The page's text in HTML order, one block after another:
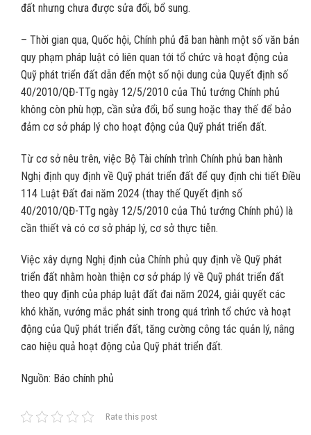
đất nhưng chưa được sửa đổi, bổ sung.
– Thời gian qua, Quốc hội, Chính phủ đã ban hành một số văn bản
quy phạm pháp luật có liên quan tới tổ chức và hoạt động của
Quỹ phát triển đất dẫn đến một số nội dung của Quyết định số
40/2010/QĐ-TTg ngày 12/5/2010 của Thủ tướng Chính phủ
không còn phù hợp, cần sửa đổi, bổ sung hoặc thay thế để bảo
đảm cơ sở pháp lý cho hoạt động của Quỹ phát triển đất.
Từ cơ sở nêu trên, việc Bộ Tài chính trình Chính phủ ban hành
Nghị định quy định về Quỹ phát triển đất để quy định chi tiết Điều
114 Luật Đất đai năm 2024 (thay thế Quyết định số
40/2010/QĐ-TTg ngày 12/5/2010 của Thủ tướng Chính phủ) là
cần thiết và có cơ sở pháp lý, cơ sở thực tiễn.
Việc xây dựng Nghị định của Chính phủ quy định về Quỹ phát
triển đất nhằm hoàn thiện cơ sở pháp lý về Quỹ phát triển đất
theo quy định của pháp luật đất đai năm 2024, giải quyết các
khó khăn, vướng mắc phát sinh trong quá trình tổ chức và hoạt
động của Quỹ phát triển đất, tăng cường công tác quản lý, nâng
cao hiệu quả hoạt động của Quỹ phát triển đất.
Nguồn: Báo chính phủ
Rate this post